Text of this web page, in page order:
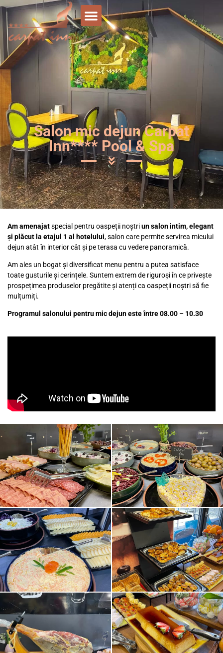
Salon mic dejun Carpat
Inn**** Pool & Spa
Am amenajatspecial pentru oaspeții noștriun salon intim, elegant
și plăcut la etajul 1 al hotelului, salon care permite servirea micului
dejun atât în interior cât și pe terasa cu vedere panoramică.
Am ales un bogat și diversificat menu pentru a putea satisface
toate gusturile și cerințele. Suntem extrem de riguroși în ce privește
prospețimea produselor pregătite și atenți ca oaspeții noștri să fie
mulțumiți.
Programul salonului pentru mic dejun este între 08.00 – 10.30